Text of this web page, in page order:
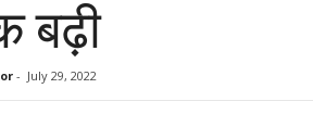
बढ़ी
- July 29, 2022